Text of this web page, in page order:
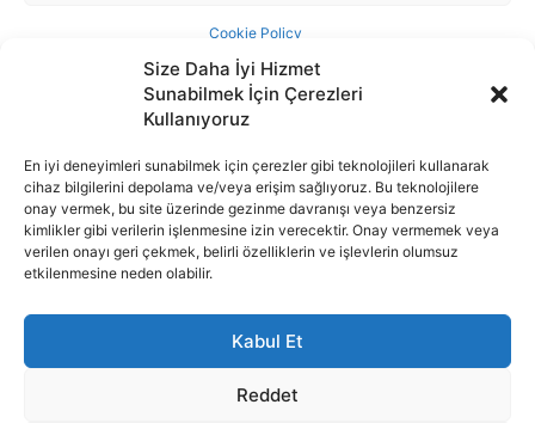
Size Daha İyi Hizmet
Sunabilmek İçin Çerezleri
Kullanıyoruz
En iyi deneyimleri sunabilmek için çerezler gibi teknolojileri kullanarak
cihaz bilgilerini depolama ve/veya erişim sağlıyoruz. Bu teknolojilere
onay vermek, bu site üzerinde gezinme davranışı veya benzersiz
kimlikler gibi verilerin işlenmesine izin verecektir. Onay vermemek veya
verilen onayı geri çekmek, belirli özelliklerin ve işlevlerin olumsuz
etkilenmesine neden olabilir.
Kabul Et
Reddet
İnternet portalımızda yer alan tüm haber metini, resim ve benzeri
içeriğin hakları Sigortamedya Yayıncılık A.Ş.'ye aittir. Hiçbir şekilde
basılı ya da elektronik bir ortamda, kaynak gösterilse bile izin
alınmadan kullanılamaz.